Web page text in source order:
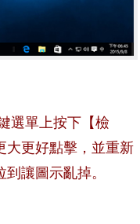
選單上按下【檢
更好點擊，並重新
讓圖示亂掉。